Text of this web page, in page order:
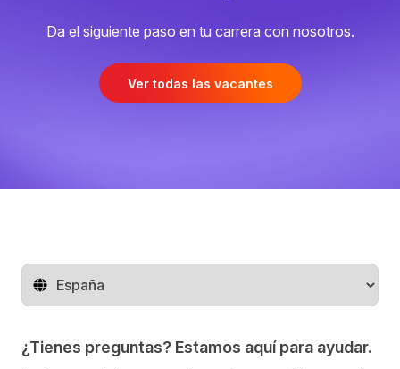
Da el siguiente paso en tu carrera con nosotros.
Ver todas las vacantes
Cambiar de región
¿Tienes preguntas? Estamos aquí para ayudar.